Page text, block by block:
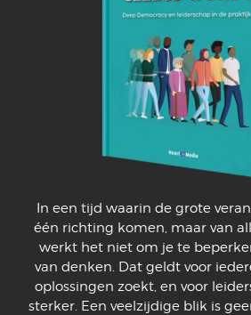
In een tijd waarin de grote
één richting komen, maar van
werkt het niet om je te
van denken. Dat geldt voor
oplossingen zoekt, en voor
sterker. Een veelzijdige blik is